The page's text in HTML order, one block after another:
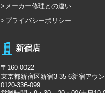
メーカー修理との違い
プライバシーポリシー
新宿店
〒160-0022
東京都新宿区新宿3-35-6新宿アウ
0120-336-099